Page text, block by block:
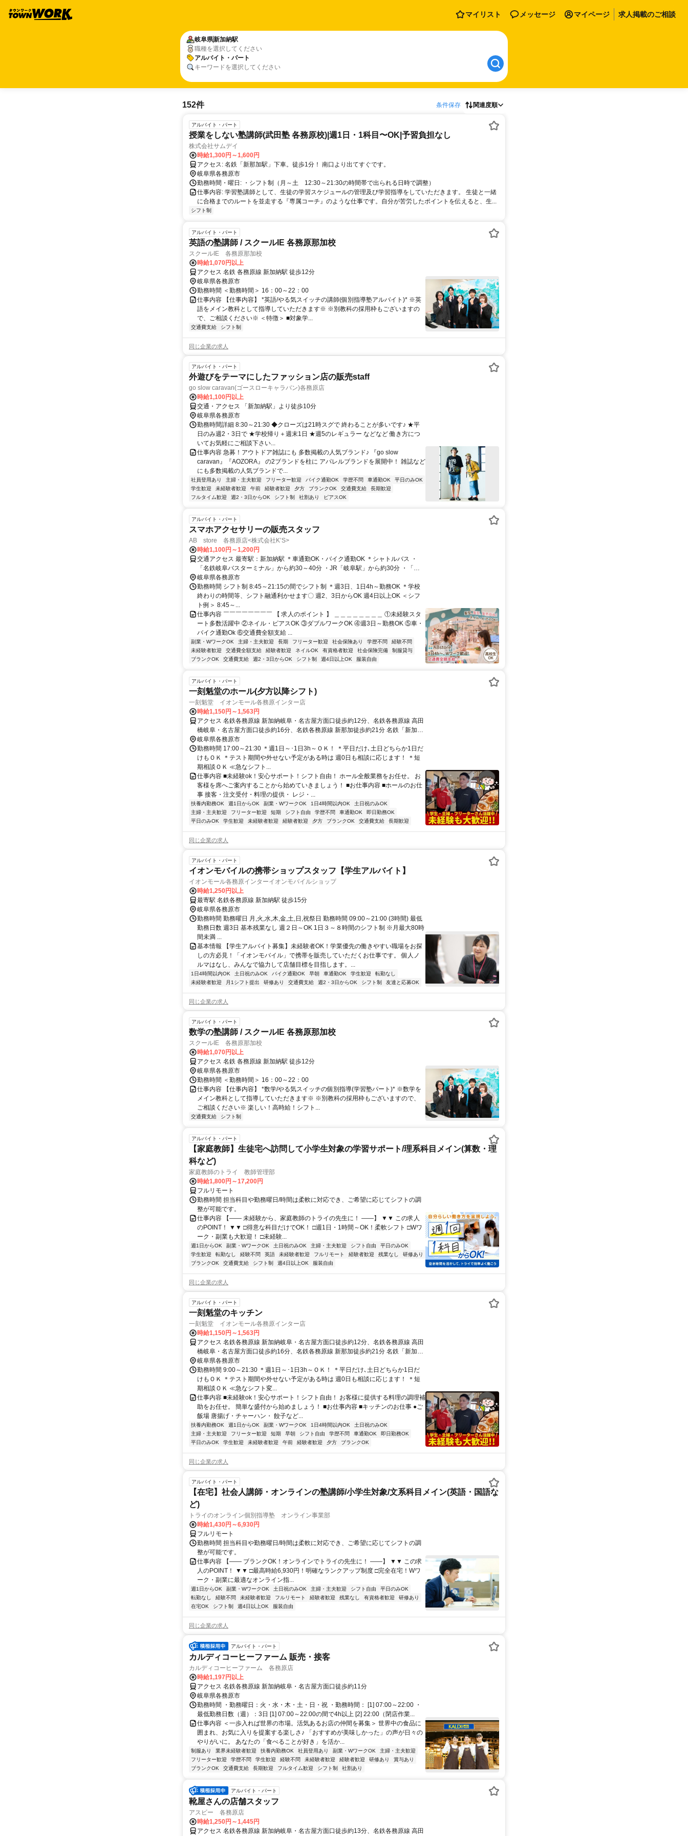
マイリスト メッセージ マイページ 求人掲載のご相談
岐阜県新加納駅
職種を選択してください
アルバイト・パート
キーワードを選択してください
152件 条件保存 関連度順
アルバイト・パート
授業をしない塾講師(武田塾 各務原校)|週1日・1科目〜OK|予習負担なし
株式会社サムデイ
時給1,300円～1,600円
アクセス: 名鉄「新那加駅」下車。徒歩1分！ 南口より出てすぐです。
岐阜県各務原市
勤務時間・曜日: ・シフト制（月～土 12:30～21:30の時間帯で出られる日時で調整）
仕事内容: 学習塾講師として、生徒の学習スケジュールの管理及び学習指導をしていただきます。 生徒と一緒
に合格までのルートを並走する『専属コーチ』のような仕事です。自分が苦労したポイントを伝えると、生...
シフト制
アルバイト・パート
英語の塾講師 / スクールIE 各務原那加校
スクールIE 各務原那加校
時給1,070円以上
アクセス 名鉄 各務原線 新加納駅 徒歩12分
岐阜県各務原市
勤務時間 ＜勤務時間＞ 16：00～22：00
仕事内容 【仕事内容】 *英語/やる気スイッチの講師(個別指導塾アルバイト)* ※英
語をメイン教科として指導していただきます※ ※別教科の採用枠もございますの
で、ご相談ください※ ＜特徴＞ ■対象学...
交通費支給 シフト制
同じ企業の求人
アルバイト・パート
外遊びをテーマにしたファッション店の販売staff
go slow caravan(ゴースローキャラバン)各務原店
時給1,100円以上
交通・アクセス 「新加納駅」より徒歩10分
岐阜県各務原市
勤務時間詳細 8:30～21:30 ◆クローズは21時スグで 終わることが多いです♪ ★平
日のみ週2・3日で ★学校帰り＋週末1日 ★週5のレギュラー などなど 働き方につ
いてお気軽にご相談下さい...
仕事内容 急募！アウトドア雑誌にも 多数掲載の人気ブランド♪ 『go slow
caravan』『AOZORA』 の2ブランドを柱に アパレルブランドを展開中！ 雑誌など
にも多数掲載の人気ブランドで...
社員登用あり 主婦・主夫歓迎 フリーター歓迎 バイク通勤OK 学歴不問 車通勤OK
平日のみOK
学生歓迎
未経験者歓迎 午前 経験者歓迎 夕方 ブランクOK 交通費支給
長期歓迎
フルタイム歓迎
週2・3日からOK シフト制 社割あり ピアスOK
アルバイト・パート
スマホアクセサリーの販売スタッフ
AB store 各務原店<株式会社K’S>
時給1,100円～1,200円
交通アクセス 最寄駅：新加納駅 ＊車通勤OK・バイク通勤OK ＊シャトルバス ・
「名鉄岐阜バスターミナル」から約30～40分 ・JR「岐阜駅」から約30分 ・「名
鉄岐阜駅」から約30分 ・「各務原市役所前駅」から約15分 ・「市民公園中央図書
館前」から約10分 ・「新那加駅北口」から約5～10分
岐阜県各務原市
勤務時間 シフト制 8:45～21:15の間でシフト制 ＊週3日、1日4h～勤務OK ＊学校
終わりの時間等、シフト融通利かせます〇 週2、3日からOK 週4日以上OK ＜シフ
ト例＞ 8:45～...
仕事内容 ￣￣￣￣￣￣￣￣ 【 求人のポイント 】 ＿＿＿＿＿＿＿＿ ①未経験スタ
ート多数活躍中 ②ネイル・ピアスOK ③ダブルワークOK ④週3日～勤務OK ⑤車・
バイク通勤Ok ⑥交通費全額支給 ...
副業・WワークOK 主婦・主夫歓迎 長期 フリーター歓迎 社会保険あり 学歴不問
経験不問
未経験者歓迎
交通費全額支給 経験者歓迎 ネイルOK 有資格者歓迎 社会保険完備
制服貸与
ブランクOK
交通費支給 週2・3日からOK シフト制 週4日以上OK 服装自由
アルバイト・パート
一刻魁堂のホール(夕方以降シフト)
一刻魁堂 イオンモール各務原インター店
時給1,150円～1,563円
アクセス 名鉄各務原線 新加納岐阜・名古屋方面口徒歩約12分、名鉄各務原線 高田
橋岐阜・名古屋方面口徒歩約16分、名鉄各務原線 新那加徒歩約21分 名鉄「新加納
駅」から徒歩12分
岐阜県各務原市
勤務時間 17:00～21:30 ＊週1日～･1日3h～ＯＫ！ ＊平日だけ､土日どちらか1日だ
けもＯＫ ＊テスト期間や外せない予定がある時は 週0日も相談に応じます！ ＊短
期相談ＯＫ ≪急なシフト...
仕事内容 ■未経験ok！安心サポート！シフト自由！ ホール全般業務をお任せ。 お
客様を席へご案内することから始めていきましょう！ ■お仕事内容 ■ホールのお仕
事 接客・注文受付・料理の提供・ レジ・...
扶養内勤務OK 週1日からOK 副業・WワークOK 1日4時間以内OK
土日祝のみOK
主婦・主夫歓迎
フリーター歓迎 短期 シフト自由 学歴不問 車通勤OK
即日勤務OK
平日のみOK
学生歓迎 未経験者歓迎 経験者歓迎 夕方 ブランクOK 交通費支給 長期歓迎
同じ企業の求人
アルバイト・パート
イオンモバイルの携帯ショップスタッフ【学生アルバイト】
イオンモール各務原インターイオンモバイルショップ
時給1,250円以上
最寄駅 名鉄各務原線 新加納駅 徒歩15分
岐阜県各務原市
勤務時間 勤務曜日 月,火,水,木,金,土,日,祝祭日 勤務時間 09:00～21:00 (3時間) 最低
勤務日数 週3日 基本残業なし 週２日～OK 1日３～８時間のシフト制 ※月最大80時
間未満 ...
基本情報 【学生アルバイト募集】未経験者OK！学業優先の働きやすい職場をお探
しの方必見！「イオンモバイル」で携帯を販売していただくお仕事です。 個人ノ
ルマはなし、みんなで協力して店舗目標を目指します。...
1日4時間以内OK 土日祝のみOK バイク通勤OK 早朝 車通勤OK 学生歓迎
転勤なし
未経験者歓迎
月1シフト提出 研修あり 交通費支給 週2・3日からOK シフト制 友達と応募OK
同じ企業の求人
アルバイト・パート
数学の塾講師 / スクールIE 各務原那加校
スクールIE 各務原那加校
時給1,070円以上
アクセス 名鉄 各務原線 新加納駅 徒歩12分
岐阜県各務原市
勤務時間 ＜勤務時間＞ 16：00～22：00
仕事内容 【仕事内容】 *数学/やる気スイッチの個別指導(学習塾パート)* ※数学を
メイン教科として指導していただきます※ ※別教科の採用枠もございますので、
ご相談ください※ 楽しい！高時給！シフト...
交通費支給 シフト制
アルバイト・パート
【家庭教師】生徒宅へ訪問して小学生対象の学習サポート/理系科目メイン(算数・理
科など)
家庭教師のトライ 教師管理部
時給1,800円～17,200円
フルリモート
勤務時間 担当科目や勤務曜日/時間は柔軟に対応でき、ご希望に応じてシフトの調
整が可能です。
仕事内容 【―― 未経験から、家庭教師のトライの先生に！ ――】 ▼▼ この求人
のPOINT！ ▼▼ □得意な科目だけでOK！ □週1日・1時間～OK！柔軟シフト □Wワ
ーク・副業も大歓迎！ □未経験...
週1日からOK 副業・WワークOK 土日祝のみOK 主婦・主夫歓迎 シフト自由
平日のみOK
学生歓迎
転勤なし 経験不問 英語 未経験者歓迎 フルリモート 経験者歓迎 残業なし
研修あり
ブランクOK
交通費支給 シフト制 週4日以上OK 服装自由
同じ企業の求人
アルバイト・パート
一刻魁堂のキッチン
一刻魁堂 イオンモール各務原インター店
時給1,150円～1,563円
アクセス 名鉄各務原線 新加納岐阜・名古屋方面口徒歩約12分、名鉄各務原線 高田
橋岐阜・名古屋方面口徒歩約16分、名鉄各務原線 新那加徒歩約21分 名鉄「新加納
駅」から徒歩12分
岐阜県各務原市
勤務時間 9:00～21:30 ＊週1日～･1日3h～ＯＫ！ ＊平日だけ､土日どちらか1日だ
けもＯＫ ＊テスト期間や外せない予定がある時は 週0日も相談に応じます！ ＊短
期相談ＯＫ ≪急なシフト変...
仕事内容 ■未経験ok！安心サポート！シフト自由！ お客様に提供する料理の調理補
助をお任せ。 簡単な盛付から始めましょう！ ■お仕事内容 ■キッチンのお仕事 ●ご
飯場 唐揚げ・チャーハン・ 餃子など...
扶養内勤務OK 週1日からOK 副業・WワークOK 1日4時間以内OK
土日祝のみOK
主婦・主夫歓迎
フリーター歓迎 短期 早朝 シフト自由 学歴不問 車通勤OK
即日勤務OK
平日のみOK
学生歓迎 未経験者歓迎 午前 経験者歓迎 夕方 ブランクOK
同じ企業の求人
アルバイト・パート
【在宅】社会人講師・オンラインの塾講師/小学生対象/文系科目メイン(英語・国語な
ど)
トライのオンライン個別指導塾 オンライン事業部
時給1,430円～6,930円
フルリモート
勤務時間 担当科目や勤務曜日/時間は柔軟に対応でき、ご希望に応じてシフトの調
整が可能です。
仕事内容 【―― ブランクOK！オンラインでトライの先生に！ ――】 ▼▼ この求
人のPOINT！ ▼▼ □最高時給6,930円！明確なランクアップ制度 □完全在宅！Wワ
ーク・副業に最適なオンライン指...
週1日からOK 副業・WワークOK 土日祝のみOK 主婦・主夫歓迎 シフト自由
平日のみOK
転勤なし
経験不問 未経験者歓迎 フルリモート 経験者歓迎 残業なし 有資格者歓迎
研修あり
在宅OK
シフト制 週4日以上OK 服装自由
同じ企業の求人
アルバイト・パート
カルディコーヒーファーム 販売・接客
カルディコーヒーファーム 各務原店
時給1,197円以上
アクセス 名鉄各務原線 新加納岐阜・名古屋方面口徒歩約11分
岐阜県各務原市
勤務時間 ・勤務曜日：火・水・木・土・日・祝 ・勤務時間： [1] 07:00～22:00 ・
最低勤務日数（週）：3日 [1] 07:00～22:00の間で4h以上 [2] 22:00（閉店作業...
仕事内容 ＜一歩入れば世界の市場。活気あるお店の仲間を募集＞ 世界中の食品に
囲まれ、お気に入りを提案する楽しさ♪ 「おすすめが美味しかった」の声が日々の
やりがいに。 あなたの「食べることが好き」を活か...
制服あり 業界未経験者歓迎 扶養内勤務OK 社員登用あり 副業・WワークOK
主婦・主夫歓迎
フリーター歓迎
学歴不問 学生歓迎 経験不問 未経験者歓迎 経験者歓迎 研修あり
賞与あり
ブランクOK
交通費支給 長期歓迎 フルタイム歓迎 シフト制 社割あり
アルバイト・パート
靴屋さんの店舗スタッフ
アスビー 各務原店
時給1,250円～1,445円
アクセス 名鉄各務原線 新加納岐阜・名古屋方面口徒歩約13分、名鉄各務原線 高田